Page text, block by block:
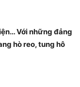
Với những đảng
hò reo, tung hô